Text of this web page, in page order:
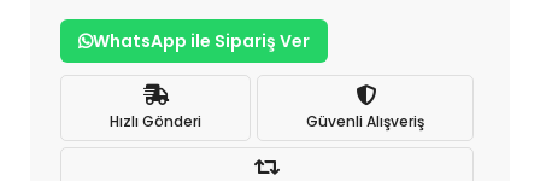
WhatsApp ile Sipariş Ver
Hızlı Gönderi Güvenli Alışveriş